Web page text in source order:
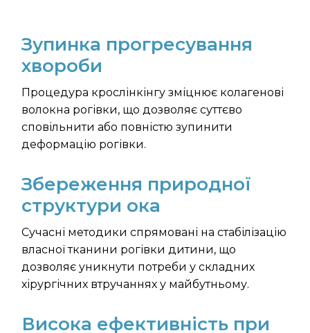
Зупинка прогресування
хвороби
Процедура крослінкінгу зміцнює колагенові
волокна рогівки, що дозволяє суттєво
сповільнити або повністю зупинити
деформацію рогівки.
Збереження природної
структури ока
Сучасні методики спрямовані на стабілізацію
власної тканини рогівки дитини, що
дозволяє уникнути потреби у складних
хірургічних втручаннях у майбутньому.
Висока ефективність при